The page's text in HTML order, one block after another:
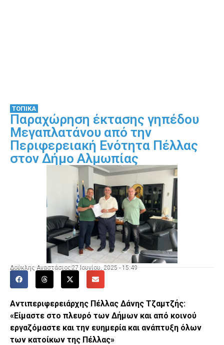
ΤΟΠΙΚΑ
Παραχώρηση έκτασης γηπέδου
Μεγαπλατάνου από την
Περιφερειακή Ενότητα Πέλλας
στον Δήμο Αλμωπίας
Δούκλης Αναστάσιος 27 Ιουνίου, 2025 - 15:49
Αντιπεριφερειάρχης Πέλλας Δάνης Τζαμτζής:
«Είμαστε στο πλευρό των Δήμων και από κοινού
εργαζόμαστε και την ευημερία και ανάπτυξη όλων
των κατοίκων της Πέλλας»